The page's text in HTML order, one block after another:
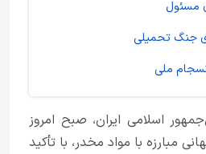
مسئول
جنگ تحمیلی
ملی
اسلامی ایران، صبح امروز
مبارزه با مواد مخدر، با تأکید